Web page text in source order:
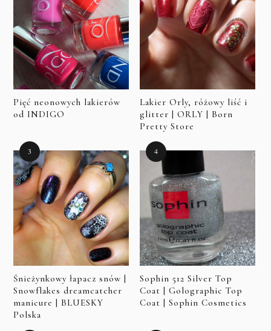
Pięć neonowych lakierów
od INDIGO
Lakier Orly, różowy liść i
glitter | ORLY | Born
Pretty Store
Śnieżynkowy łapacz snów |
Snowflakes dreamcatcher
manicure | BLUESKY
Polska
Sophin 512 Silver Top
Coat | Golographic Top
Coat | Sophin Cosmetics